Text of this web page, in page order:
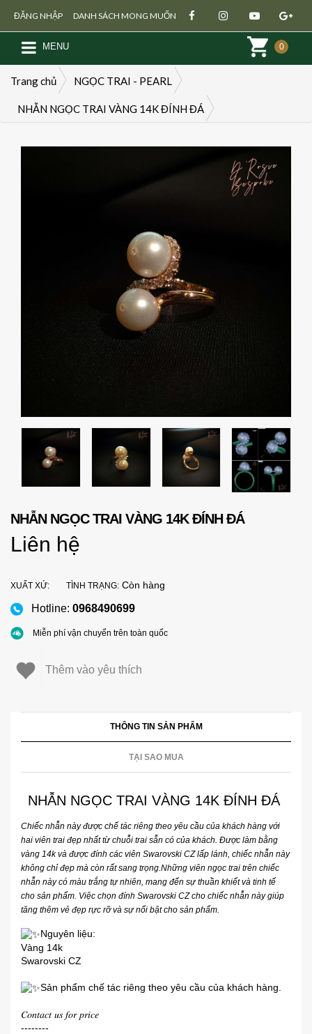
DANH SÁCH MONG MUỐN
ĐĂNG NHẬP
Đăng ký
MENU 0
Trang chủ NGỌC TRAI - PEARL
NHẪN NGỌC TRAI VÀNG 14K ĐÍNH ĐÁ
NHẪN NGỌC TRAI VÀNG 14K ĐÍNH ĐÁ
Liên hệ
XUẤT XỨ: TÌNH TRẠNG: Còn hàng
Hotline: 0968490699
Miễn phí vận chuyển trên toàn quốc
Thêm vào yêu thích
THÔNG TIN SẢN PHẨM
TẠI SAO MUA
NHẪN NGỌC TRAI VÀNG 14K ĐÍNH ĐÁ
Chiếc nhẫn này được chế tác riêng theo yêu cầu của khách hàng với
hai viên trai đẹp nhất từ chuỗi trai sẵn có của khách. Được làm bằng
vàng 14k và được đính các viên Swarovski CZ lấp lánh, chiếc nhẫn này
không chỉ đẹp mà còn rất sang trọng.Những viên ngọc trai trên chiếc
nhẫn này có màu trắng tự nhiên, mang đến sự thuần khiết và tinh tế
cho sản phẩm. Việc chọn đính Swarovski CZ cho chiếc nhẫn này giúp
tăng thêm vẻ đẹp rực rỡ và sự nổi bật cho sản phẩm.
Nguyên liệu:
Vàng 14k
Swarovski CZ
Sản phẩm chế tác riêng theo yêu cầu của khách hàng.
𝐶𝑜𝑛𝑡𝑎𝑐𝑡 𝑢𝑠 𝑓𝑜𝑟 𝑝𝑟𝑖𝑐𝑒
--------